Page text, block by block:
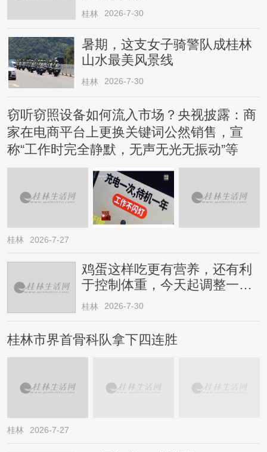
桂林 2026-7-30
暑期，这支女子骑警队成桂林
山水最美风景线
桂林 2026-7-30
窃听窃照设备如何流入市场？央视披露：商
家在电商平台上更换关键词公然销售，宣
称“工作时完全静默，无声无光无振动”等
桂林 2026-7-27
鸡蛋这样吃更有营养，还有利
于控制体重，今天起调整一下
→
桂林 2026-7-30
桂林市界首骨科队拿下四连胜
桂林 2026-7-27